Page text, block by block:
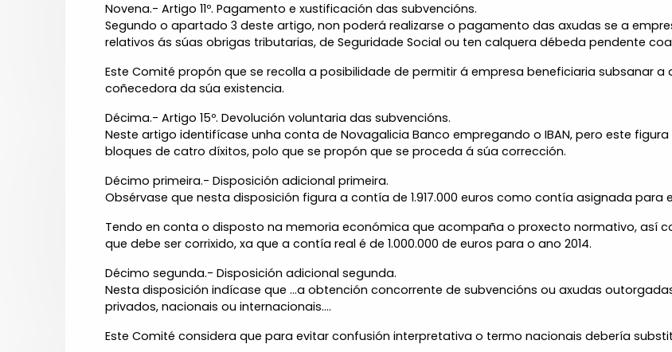
Novena.- Artigo 11º. Pagamento e xustificación das subvencións.
Segundo o apartado 3 deste artigo, non poderá realizarse o pagamento das axudas se a
relativos ás súas obrigas tributarias, de Seguridade Social ou ten calquera débeda pendente
Este Comité propón que se recolla a posibilidade de permitir á empresa beneficiaria subsanar
coñecedora da súa existencia.
Décima.- Artigo 15º. Devolución voluntaria das subvencións.
Neste artigo identifícase unha conta de Novagalicia Banco empregando o IBAN, pero este
bloques de catro díxitos, polo que se propón que se proceda á súa corrección.
Décimo primeira.- Disposición adicional primeira.
Obsérvase que nesta disposición figura a contía de 1.917.000 euros como contía asignada para
Tendo en conta o disposto na memoria económica que acompaña o proxecto normativo, así
que debe ser corrixido, xa que a contía real é de 1.000.000 de euros para o ano 2014.
Décimo segunda.- Disposición adicional segunda.
Nesta disposición indícase que ...a obtención concorrente de subvencións ou axudas
privados, nacionais ou internacionais....
Este Comité considera que para evitar confusión interpretativa o termo nacionais debería